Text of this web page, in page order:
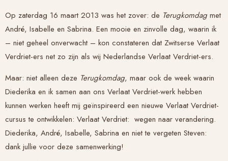
Op zaterdag 16 maart 2013 was het zover: de Terugkomdag met
André, Isabelle en Sabrina. Een mooie en zinvolle dag, waarin ik
– niet geheel onverwacht – kon constateren dat Zwitserse Verlaat
Verdriet-ers net zo zijn als wij Nederlandse Verlaat Verdriet-ers.
Maar: niet alleen deze Terugkomdag, maar ook de week waarin
Diederika en ik samen aan ons Verlaat Verdriet-werk hebben
kunnen werken heeft mij geïnspireerd een nieuwe Verlaat Verdriet-
cursus te ontwikkelen: Verlaat Verdriet: wegen naar verandering.
Diederika, André, Isabelle, Sabrina en niet te vergeten Steven:
dank jullie voor deze samenwerking!